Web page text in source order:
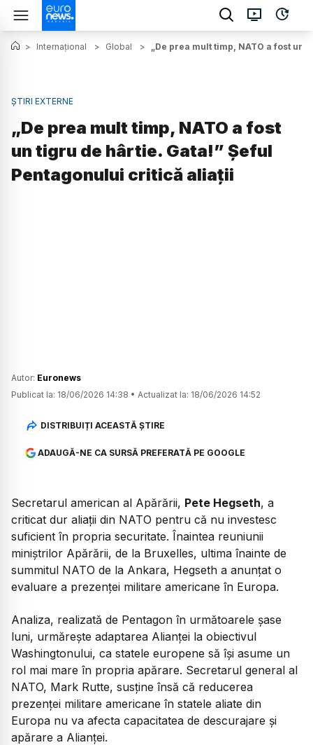
> Internațional > Global > „De prea mult timp, NATO a fost
ȘTIRI EXTERNE
„De prea mult timp, NATO a fost
un tigru de hârtie. Gata!” Șeful
Pentagonului critică aliații
Autor: Euronews
Publicat la: 18/06/2026 14:38 • Actualizat la: 18/06/2026 14:52
DISTRIBUIȚI ACEASTĂ ȘTIRE
ADAUGĂ-NE CA SURSĂ PREFERATĂ PE GOOGLE
Secretarul american al Apărării, Pete Hegseth, a
criticat dur aliații din NATO pentru că nu investesc
suficient în propria securitate. Înaintea reuniunii
miniștrilor Apărării, de la Bruxelles, ultima înainte de
summitul NATO de la Ankara, Hegseth a anunțat o
evaluare a prezenței militare americane în Europa.
Analiza, realizată de Pentagon în următoarele șase
luni, urmărește adaptarea Alianței la obiectivul
Washingtonului, ca statele europene să își asume un
rol mai mare în propria apărare. Secretarul general al
NATO, Mark Rutte, susține însă că reducerea
prezenței militare americane în statele aliate din
Europa nu va afecta capacitatea de descurajare și
apărare a Alianței.